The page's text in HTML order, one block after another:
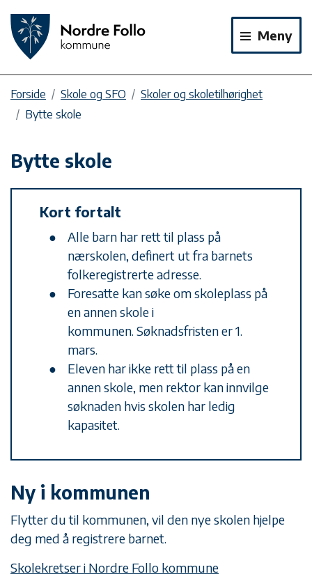
Meny
Forside Skole og SFO
Skoler og skoletilhørighet
Bytte skole
Bytte skole
Kort fortalt
Alle barn har rett til plass på
nærskolen, definert ut fra barnets
folkeregistrerte adresse.
Foresatte kan søke om skoleplass på
en annen skole i
kommunen. Søknadsfristen er 1.
mars.
Eleven har ikke rett til plass på en
annen skole, men rektor kan innvilge
søknaden hvis skolen har ledig
kapasitet.
Ny i kommunen
Flytter du til kommunen, vil den nye skolen hjelpe
deg med å registrere barnet.
Skolekretser i Nordre Follo kommune